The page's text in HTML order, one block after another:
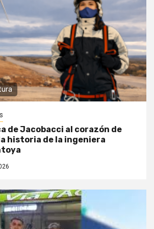
de Jacobacci al corazón de
historia de la ingeniera